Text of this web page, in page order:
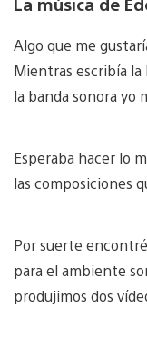
Algo que me
Mientras escribía
la banda sonora yo
Esperaba hacer lo
las composiciones
Por suerte
para el ambiente
produjimos dos